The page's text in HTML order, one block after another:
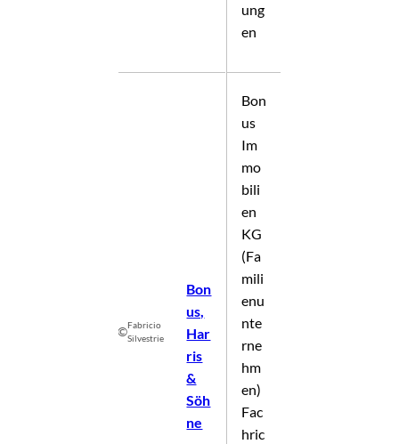
©Fabricio
Silvestrie
Bon
us,
Har
ris
&
Söh
ne
ung
en
Bon
us
Im
mo
bili
en
KG
(Fa
mili
enu
nte
rne
hm
en)
Fac
hric